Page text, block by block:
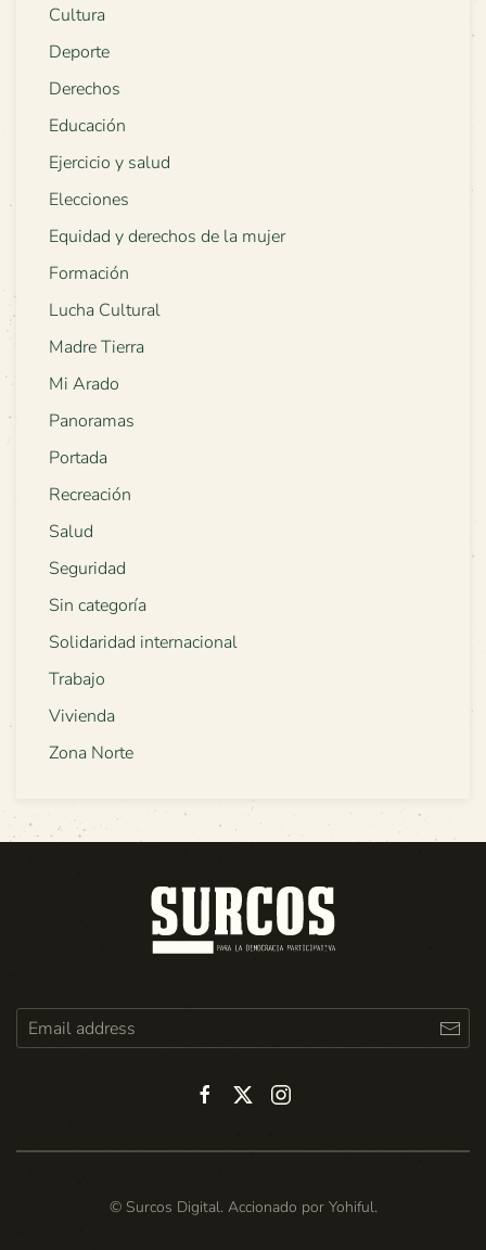
Cultura
Deporte
Derechos
Educación
Ejercicio y salud
Elecciones
Equidad y derechos de la mujer
Formación
Lucha Cultural
Madre Tierra
Mi Arado
Panoramas
Portada
Recreación
Salud
Seguridad
Sin categoría
Solidaridad internacional
Trabajo
Vivienda
Zona Norte
© Surcos Digital. Accionado por Yohiful.